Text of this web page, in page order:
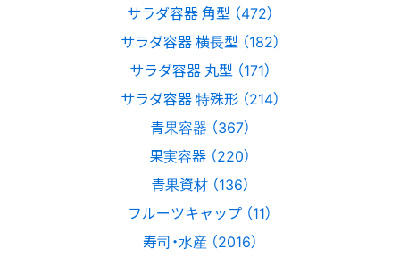
サラダ容器 角型 （472）
サラダ容器 横長型 （182）
サラダ容器 丸型 （171）
サラダ容器 特殊形 （214）
青果容器 （367）
果実容器 （220）
青果資材 （136）
フルーツキャップ （11）
寿司・水産 （2016）